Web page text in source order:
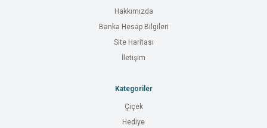
Hakkımızda
Banka Hesap Bilgileri
Site Haritası
İletişim
Kategoriler
Çiçek
Hediye